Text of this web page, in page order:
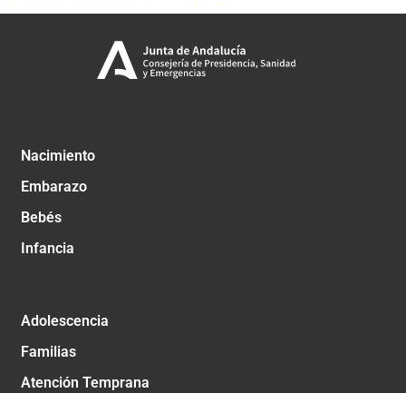
Nacimiento
Embarazo
Bebés
Infancia
Adolescencia
Familias
Atención Temprana